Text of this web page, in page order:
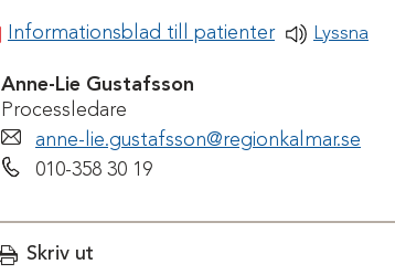
Informationsblad till patienterPdf-dokument
Lyssna
Anne-Lie Gustafsson
Processledare
anne-lie.gustafsson@regionkalmar.se
Telefonnummer
010-358 30 19
Skriv ut